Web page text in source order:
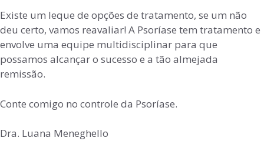
Existe um leque de opções de tratamento, se um não
deu certo, vamos reavaliar! A Psoríase tem tratamento e
envolve uma equipe multidisciplinar para que
possamos alcançar o sucesso e a tão almejada
remissão.
Conte comigo no controle da Psoríase.
Dra. Luana Meneghello